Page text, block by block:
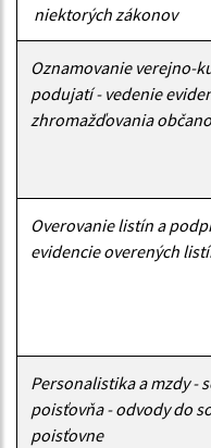
niektorých zákonov
Oznamovanie verejno-
podujatí - vedenie
zhromažďovania
Overovanie listín a
evidencie overených
Personalistika a mzdy -
poisťovňa - odvody do
poisťovne